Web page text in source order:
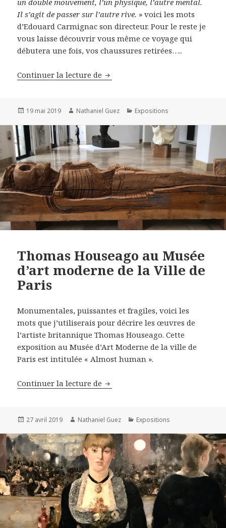
Il s’agit de passer sur l’autre rive. » voici les mots
d’Edouard Carmignac son directeur. Pour le reste je
vous laisse découvrir vous même ce voyage qui
débutera une fois, vos chaussures retirées…..
Continuer la lecture de Visite de la fondation Carmignac
Publié
19 mai 2019 Auteur
Nathaniel Guez Catégories
Expositions
Thomas Houseago au Musée
d’art moderne de la Ville de
Paris
Monumentales, puissantes et fragiles, voici les
mots que j’utiliserais pour décrire les œuvres de
l’artiste britannique Thomas Houseago. Cette
exposition au Musée d’Art Moderne de la ville de
Paris est intitulée « Almost human ».
Continuer la lecture de Thomas Houseago au Musée
Publié
27 avril 2019 Auteur
Nathaniel Guez Catégories
Expositions